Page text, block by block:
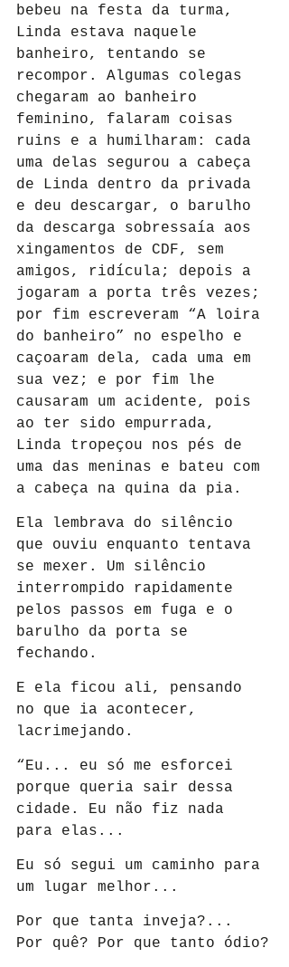
bebeu na festa da turma,
Linda estava naquele
banheiro, tentando se
recompor. Algumas colegas
chegaram ao banheiro
feminino, falaram coisas
ruins e a humilharam: cada
uma delas segurou a cabeça
de Linda dentro da privada
e deu descargar, o barulho
da descarga sobressaía aos
xingamentos de CDF, sem
amigos, ridícula; depois a
jogaram a porta três vezes;
por fim escreveram “A loira
do banheiro” no espelho e
caçoaram dela, cada uma em
sua vez; e por fim lhe
causaram um acidente, pois
ao ter sido empurrada,
Linda tropeçou nos pés de
uma das meninas e bateu com
a cabeça na quina da pia.
Ela lembrava do silêncio
que ouviu enquanto tentava
se mexer. Um silêncio
interrompido rapidamente
pelos passos em fuga e o
barulho da porta se
fechando.
E ela ficou ali, pensando
no que ia acontecer,
lacrimejando.
“Eu... eu só me esforcei
porque queria sair dessa
cidade. Eu não fiz nada
para elas...
Eu só segui um caminho para
um lugar melhor...
Por que tanta inveja?...
Por quê? Por que tanto ódio?